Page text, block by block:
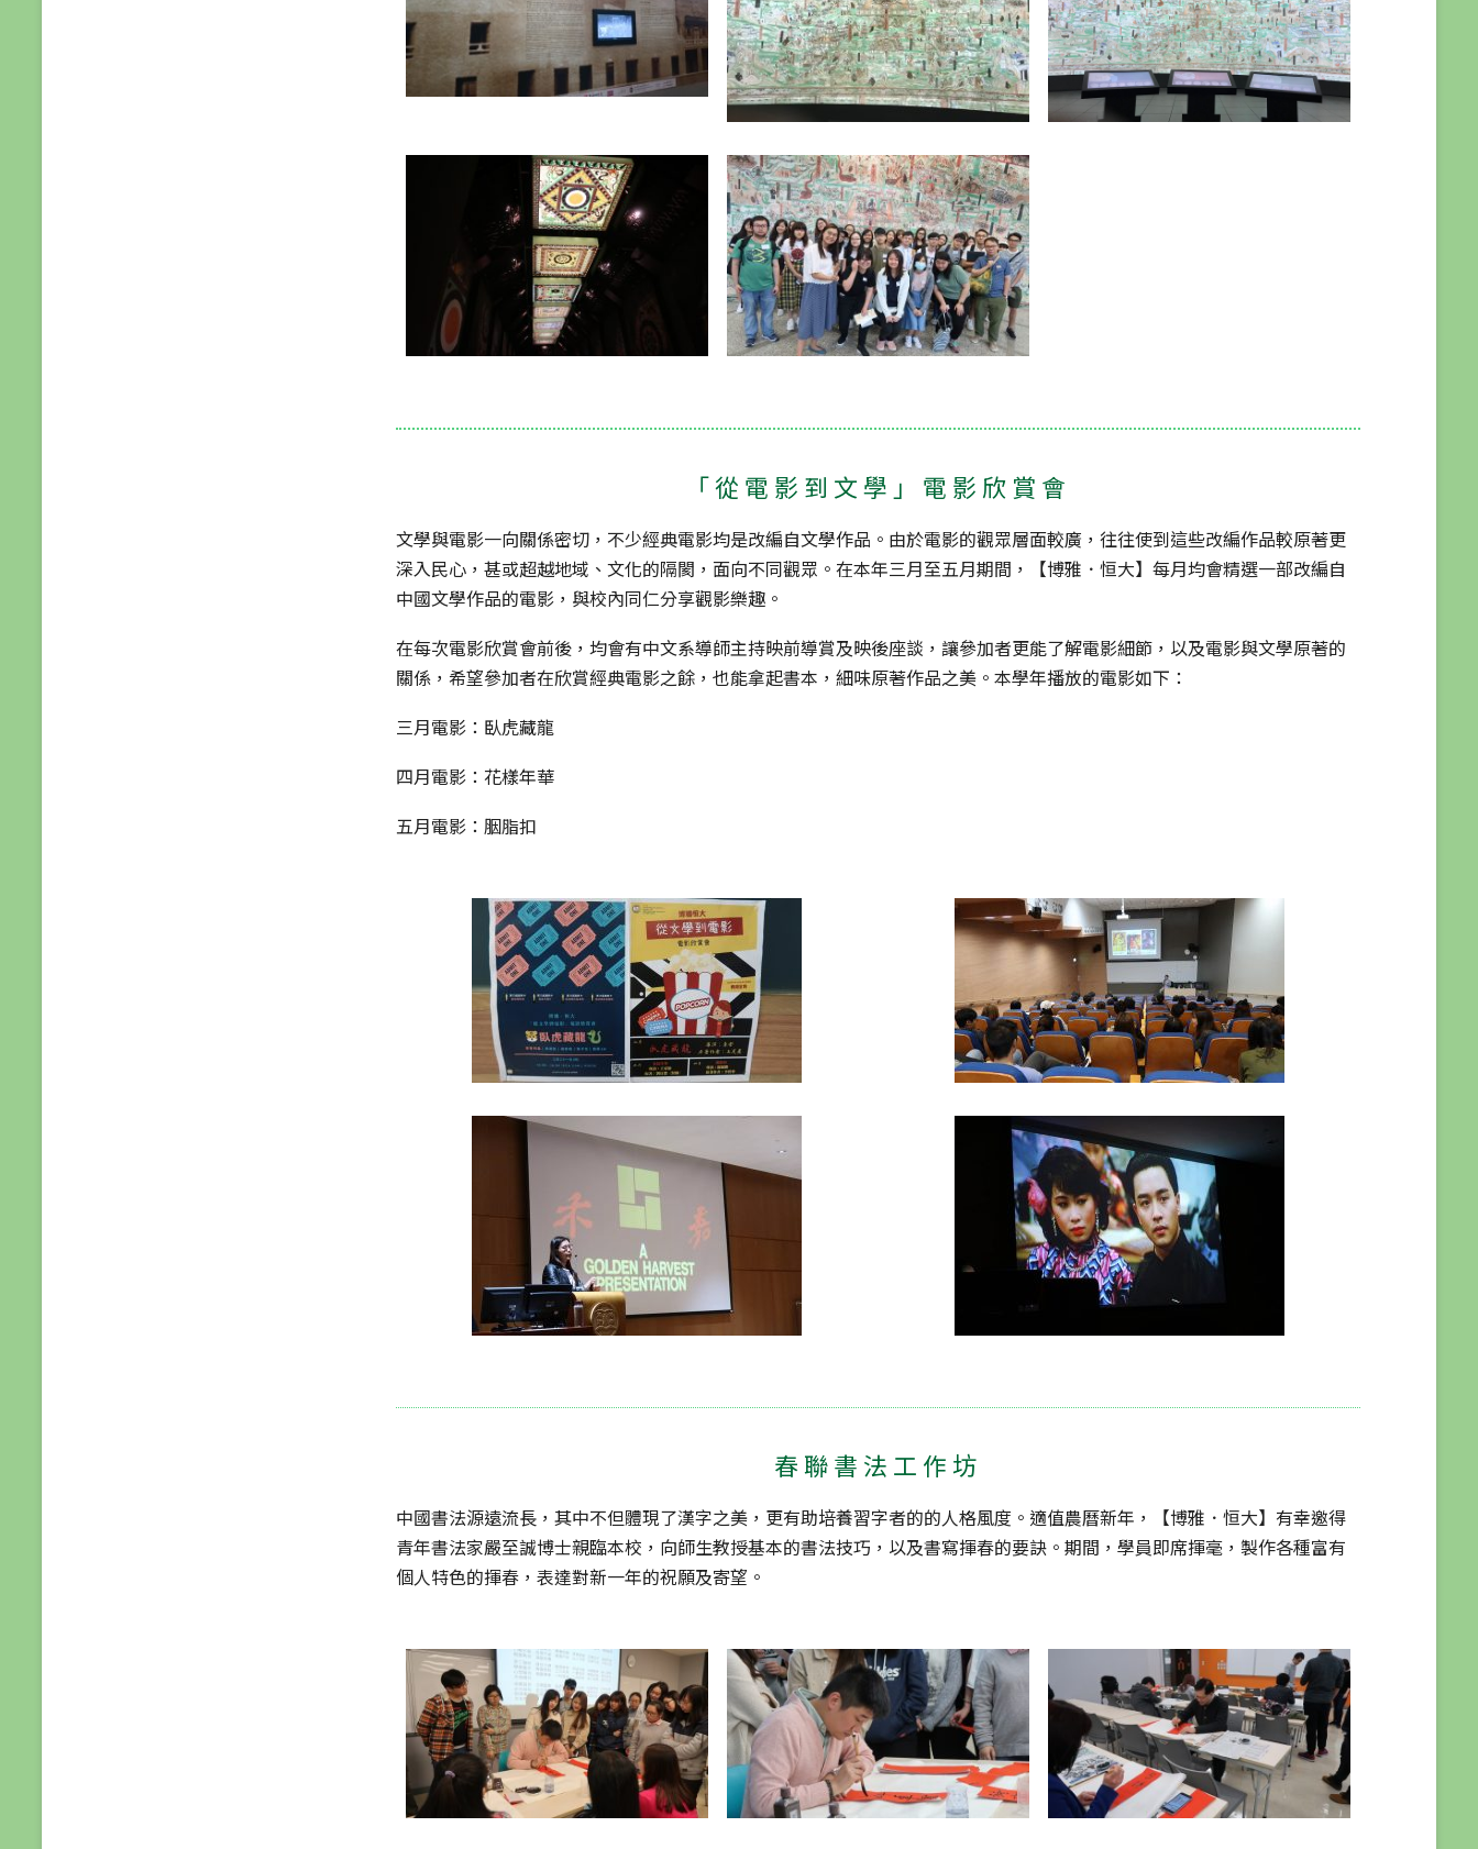
「從電影到文學」電影欣賞會
文學與電影一向關係密切，不少經典電影均是改編自文學作品。由於電影的觀眾層面較廣，往往使到這些改編作品較原著更
深入民心，甚或超越地域、文化的隔閡，面向不同觀眾。在本年三月至五月期間，【博雅．恒大】每月均會精選一部改編自
中國文學作品的電影，與校內同仁分享觀影樂趣。
在每次電影欣賞會前後，均會有中文系導師主持映前導賞及映後座談，讓參加者更能了解電影細節，以及電影與文學原著的
關係，希望參加者在欣賞經典電影之餘，也能拿起書本，細味原著作品之美。本學年播放的電影如下：
三月電影：臥虎藏龍
四月電影：花樣年華
五月電影：胭脂扣
春聯書法工作坊
中國書法源遠流長，其中不但體現了漢字之美，更有助培養習字者的的人格風度。適值農曆新年，【博雅．恒大】有幸邀得
青年書法家嚴至誠博士親臨本校，向師生教授基本的書法技巧，以及書寫揮春的要訣。期間，學員即席揮毫，製作各種富有
個人特色的揮春，表達對新一年的祝願及寄望。